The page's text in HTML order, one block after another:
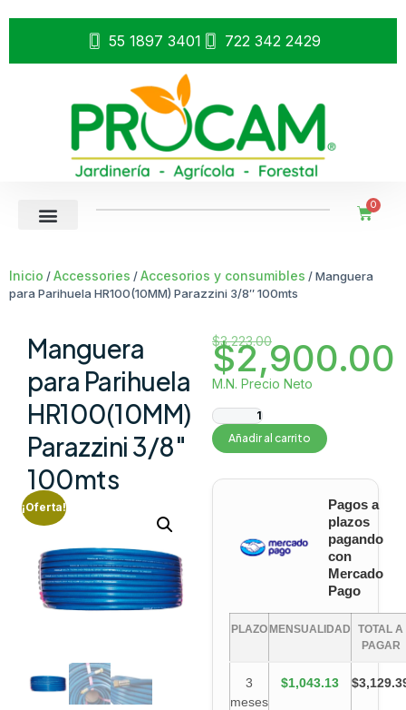
55 1897 3401 722 342 2429
0
Inicio /Accessories /Accesorios y consumibles / Manguera
para Parihuela HR100(10MM) Parazzini 3/8″ 100mts
Manguera
para Parihuela
HR100(10MM)
Parazzini 3/8″
100mts
¡Oferta!
$3,223.00
$2,900.00
M.N. Precio Neto
Añadir al carrito
Pagos a
plazos
pagando
con
Mercado
Pago
PLAZO MENSUALIDAD
TOTAL A
PAGAR
3
meses
$1,043.13